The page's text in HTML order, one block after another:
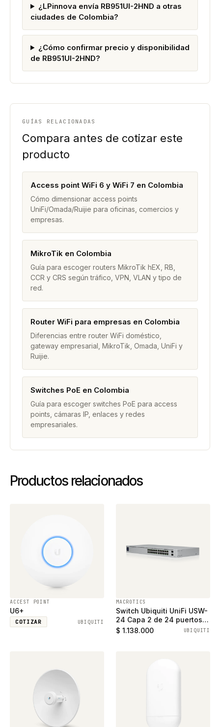
¿LPinnova envía RB951UI-2HND a otras
ciudades de Colombia?
¿Cómo confirmar precio y disponibilidad
de RB951UI-2HND?
GUÍAS RELACIONADAS
Compara antes de cotizar este
producto
Access point WiFi 6 y WiFi 7 en Colombia
Cómo dimensionar access points
UniFi/Omada/Ruijie para oficinas, comercios y
empresas.
MikroTik en Colombia
Guía para escoger routers MikroTik hEX, RB,
CCR y CRS según tráfico, VPN, VLAN y tipo de
red.
Router WiFi para empresas en Colombia
Diferencias entre router WiFi doméstico,
gateway empresarial, MikroTik, Omada, UniFi y
Ruijie.
Switches PoE en Colombia
Guía para escoger switches PoE para access
points, cámaras IP, enlaces y redes
empresariales.
Productos relacionados
ACCEST POINT
U6+
COTIZAR UBIQUITI
MACROTICS
Switch Ubiquiti UniFi USW-
24 Capa 2 de 24 puertos
ethernet gigabit y 2
$ 1.138.000 UBIQUITI